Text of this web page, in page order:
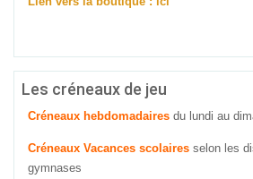
Les créneaux de jeu
Créneaux hebdomadaires du lundi au
Créneaux Vacances scolaires selon les
gymnases